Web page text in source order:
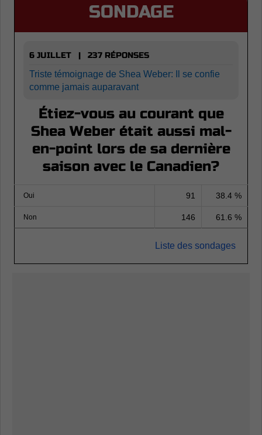
SONDAGE
6 JUILLET | 237 RÉPONSES
Triste témoignage de Shea Weber: Il se confie
comme jamais auparavant
Étiez-vous au courant que
Shea Weber était aussi mal-
en-point lors de sa dernière
saison avec le Canadien?
Oui 91 38.4 %
Non 146 61.6 %
Liste des sondages